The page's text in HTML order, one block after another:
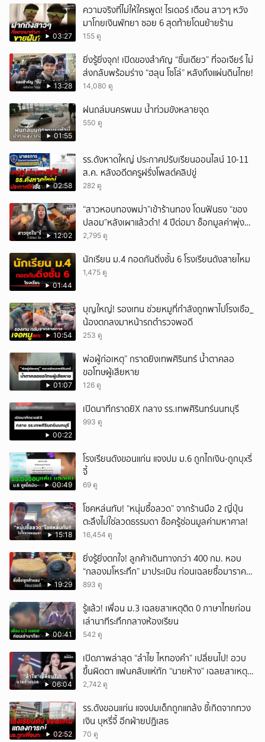
03:27
ความจริงที่ไม่ให้ใครพูด! ไรเดอร์ เตือน สาวๆ หวัง
มาโกยเงินพัทยา ซอย 6 สุดท้ายโดนย้ายร้าน
155 ดู
13:28
ยิ่งรู้ยิ่งจุก! เปิดของสำคัญ “ชิ้นเดียว” ที่จอเจียร์ ไม่
ส่งกลับพร้อมร่าง “ฮลุน โซโล่” หลังถึงแผ่นดินไทย!
14,080 ดู
01:55
ฝนถล่มนครพนม น้ำท่วมขังหลายจุด
550 ดู
02:58
รร.ดังหาดใหญ่ ประกาศปรับเรียนออนไลน์ 10-11
ส.ค. หลังอดีตครูฝรั่งโพสต์คลิปขู่
282 ดู
12:02
“สาวหอบทองพม่า”เข้าร้านทอง โดนฟันธง “ของ
ปลอม”หลังเผาแล้วดำ! 4 ปีต่อมา ช็อกมูลค่าพุ่ง
มหาศาล!
2,795 ดู
01:44
นักเรียน ม.4 กอดกันดิ่งชั้น 6 โรงเรียนดังสายไหม
1,475 ดู
10:54
บุญใหญ่! รองเทน ช่วยหมูที่กำลังถูกพาไปโรงเชือ_
น้องตกลงมาหน้ารถตำรวจพอดี
253 ดู
01:07
พ่อผู้ก่อเหตุ” กราดยิงเทพศิรินทร์ น้ำตาคลอ
ขอโทษผู้เสียหาย
126 ดู
00:22
เปิดนาทีกราดยิX กลาง รร.เทพศิรินทร์นนทบุรี
993 ดู
00:49
โรงเรียนดังขอนแก่น แจงปม ม.6 ถูกไถเงิน-ถูกบุxรี่
จี้
69 ดู
15:18
โชคหล่นทับ! “หนุ่มซื้อลวด” จากร้านมือ 2 ญี่ปุ่น
ตะลึงไม่ใช่ลวดธรรมดา ช็อครู้ซ่อนมูลค่ามหาศาล!
16,454 ดู
19:29
ยิ่งรู้ยิ่งตกใจ! ลูกค้าเดินทางกว่า 400 กม. หอบ
“กลองมโหระทึก” มาประเมิน ก่อนเฉลยซื้อมาราคา
เท่าไหร่?
893 ดู
00:41
รู้แล้ว! เพื่อน ม.3 เฉลยสาเหตุติด 0 ภาษาไทยก่อน
เล่านาทีระทึกกลางห้องเรียน
542 ดู
06:04
เปิดภาพล่าสุด “ลำไย ไหทองคำ” เปลี่ยนไป! อวบ
ขึ้นผิดตา แฟนคลับแห่ทัก “นายห้าง” เฉลยสาเหตุ
ชัด!
2,742 ดู
02:52
รร.ดังขอนแก่น แจงปมเด็กถูกแกล้ง ชี้เกิดจากทวง
เงิน บุหรี่จี้ อีกฝ่ายปฏิเสธ
70 ดู